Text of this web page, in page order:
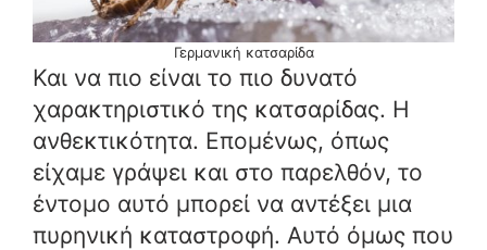
Γερμανική κατσαρίδα
Και να πιο είναι το πιο δυνατό
χαρακτηριστικό της κατσαρίδας. Η
ανθεκτικότητα. Επομένως, όπως
είχαμε γράψει και στο παρελθόν, το
έντομο αυτό μπορεί να αντέξει μια
πυρηνική καταστροφή. Αυτό όμως που